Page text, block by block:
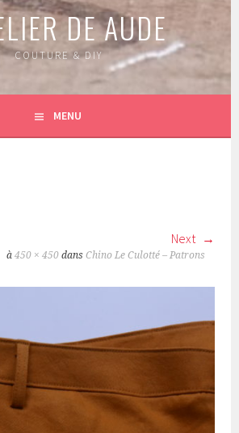
DE AUDE
COUTURE & DIY
MENU
Next
à450 × 450 dansChino Le Culotté – Patrons